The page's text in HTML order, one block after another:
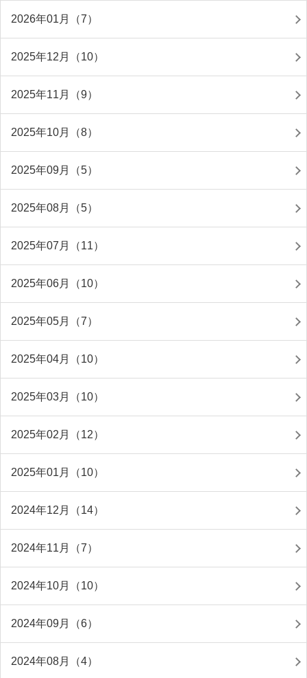
2026年01月（7）
2025年12月（10）
2025年11月（9）
2025年10月（8）
2025年09月（5）
2025年08月（5）
2025年07月（11）
2025年06月（10）
2025年05月（7）
2025年04月（10）
2025年03月（10）
2025年02月（12）
2025年01月（10）
2024年12月（14）
2024年11月（7）
2024年10月（10）
2024年09月（6）
2024年08月（4）